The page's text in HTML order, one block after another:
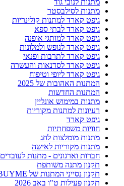
מתנות לנובי גוד
מתנות לסילבסטר
גיפט קארד למתנות קולינריות
גיפט קארד לבתי ספא
גיפט קארד למותגי אופנה
גיפט קארד לנופש ולמלונות
גיפט קארד לתרבות ופנאי
גיפט קארד לסדנאות והעשרה
גיפט קארד ליופי וטיפוח
המתנות האהובות של 2025
המתנות החדשות
מתנות במימוש אונליין
רעיונות למתנות מקוריות
גיפט קארד
חוויות משפחתיות
מתנות מומלצות לחג
מתנות מקוריות לאישה
חברות וארגונים - מתנות לעובדים
תקנון מתנה משותפת
תקנון נסייני המתנות של BUYME
תקנון פעילות ט"ו באב 2026